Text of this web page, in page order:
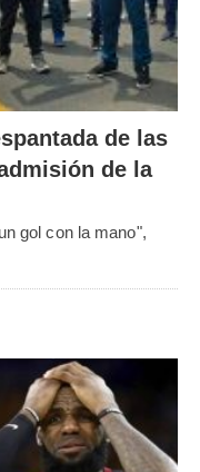
de las
de la
gol con la mano",